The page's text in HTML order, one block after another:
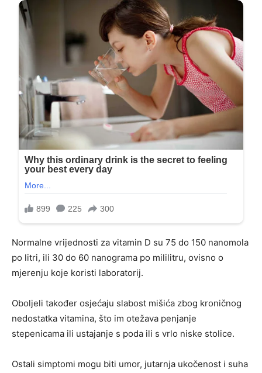
Normalne vrijednosti za vitamin D su 75 do 150 nanomola
po litri, ili 30 do 60 nanograma po mililitru, ovisno o
mjerenju koje koristi laboratorij.
Oboljeli također osjećaju slabost mišića zbog kroničnog
nedostatka vitamina, što im otežava penjanje
stepenicama ili ustajanje s poda ili s vrlo niske stolice.
Ostali simptomi mogu biti umor, jutarnja ukočenost i suha